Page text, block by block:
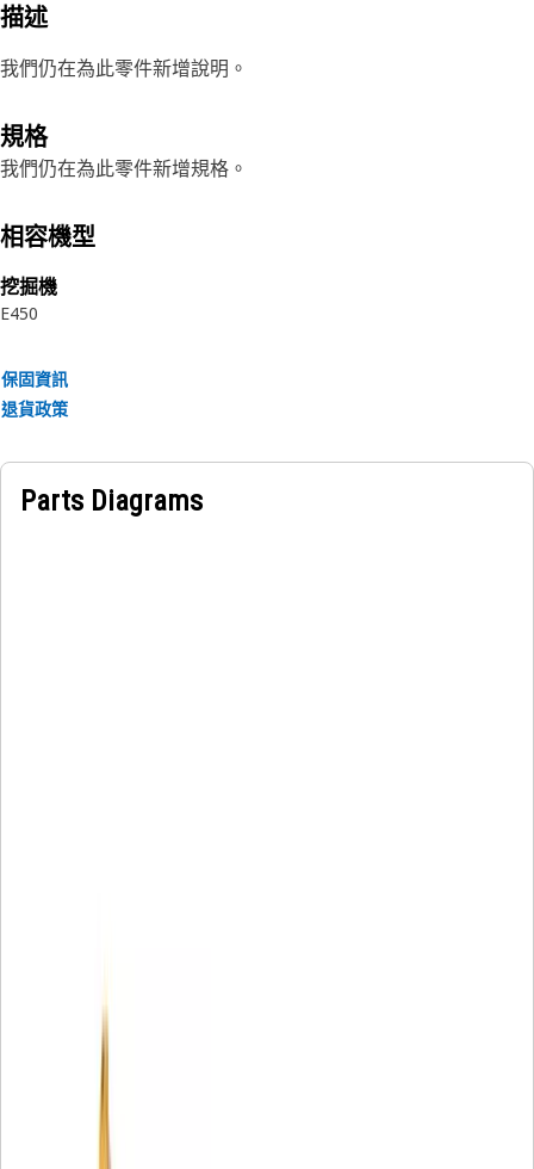
描述
我們仍在為此零件新增說明。
規格
我們仍在為此零件新增規格。
相容機型
挖掘機
E450
保固資訊
退貨政策
Parts Diagrams